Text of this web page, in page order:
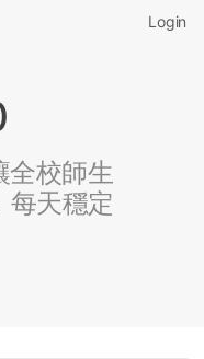
Login
全校師生
每天穩定